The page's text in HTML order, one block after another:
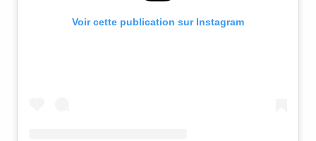
Voir cette publication sur Instagram